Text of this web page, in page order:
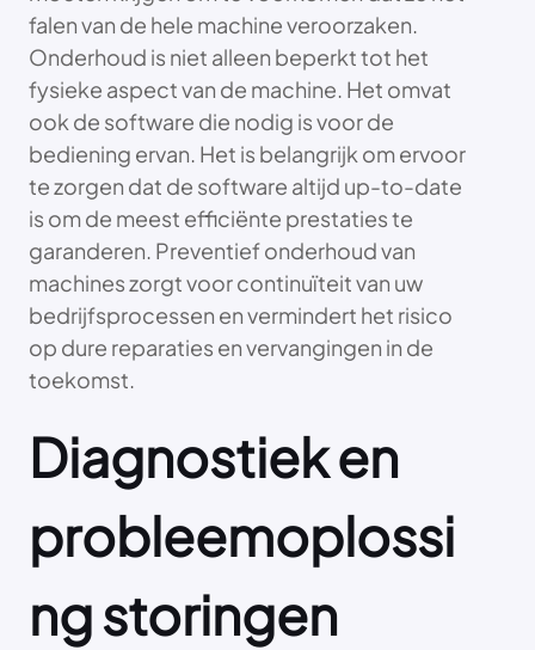
falen van de hele machine veroorzaken.
Onderhoud is niet alleen beperkt tot het
fysieke aspect van de machine. Het omvat
ook de software die nodig is voor de
bediening ervan. Het is belangrijk om ervoor
te zorgen dat de software altijd up-to-date
is om de meest efficiënte prestaties te
garanderen. Preventief onderhoud van
machines zorgt voor continuïteit van uw
bedrijfsprocessen en vermindert het risico
op dure reparaties en vervangingen in de
toekomst.
Diagnostiek en
probleemoplossi
ng storingen